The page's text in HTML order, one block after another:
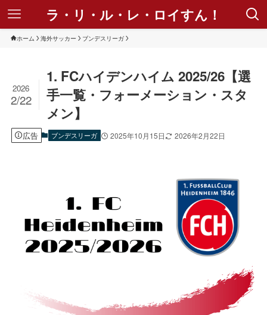
ラ・リ・ル・レ・ロイすん！
ホーム 海外サッカー ブンデスリーガ
1. FCハイデンハイム 2025/26【選
手一覧・フォーメーション・スタ
メン】
2026
2/22
広告 ブンデスリーガ 2025年10月15日 2026年2月22日